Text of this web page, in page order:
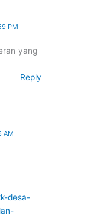
PM
yang
Reply
AM
desa-